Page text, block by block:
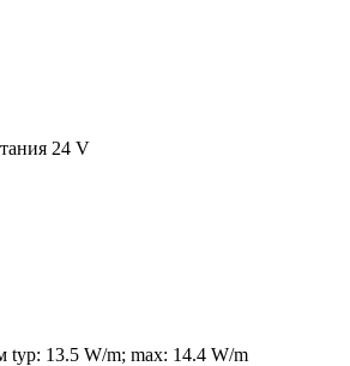
24 V
typ: 13.5 W/m; max: 14.4 W/m